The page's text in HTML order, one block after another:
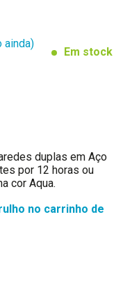
ainda)
Em stock
duplas em Aço
por 12 horas ou
cor Aqua.
no carrinho de